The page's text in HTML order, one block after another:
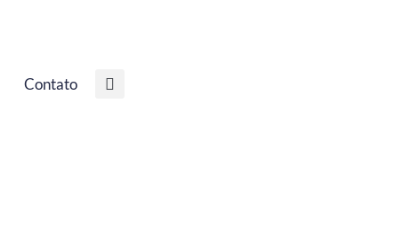
Contato